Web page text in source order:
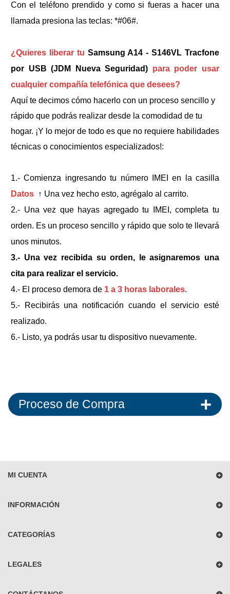
Con el teléfono prendido y como si fueras a hacer una
llamada presiona las teclas: *#06#.
¿Quieres liberar tu Samsung A14 - S146VL Tracfone
por USB (JDM Nueva Seguridad) para poder usar
cualquier compañía telefónica que desees?
Aquí te decimos cómo hacerlo con un proceso sencillo y
rápido que podrás realizar desde la comodidad de tu
hogar. ¡Y lo mejor de todo es que no requiere habilidades
técnicas o conocimientos especializados!:
1.- Comienza ingresando tu número IMEI en la casilla
Datos ↑ Una vez hecho esto, agrégalo al carrito.
2.- Una vez que hayas agregado tu IMEI, completa tu
orden. Es un proceso sencillo y rápido que solo te llevará
unos minutos.
3.- Una vez recibida su orden, le asignaremos una
cita para realizar el servicio.
4.- El proceso demora de 1 a 3 horas laborales.
5.- Recibirás una notificación cuando el servicio esté
realizado.
6.- Listo, ya podrás usar tu dispositivo nuevamente.
Proceso de Compra
MI CUENTA
INFORMACIÓN
CATEGORÍAS
LEGALES